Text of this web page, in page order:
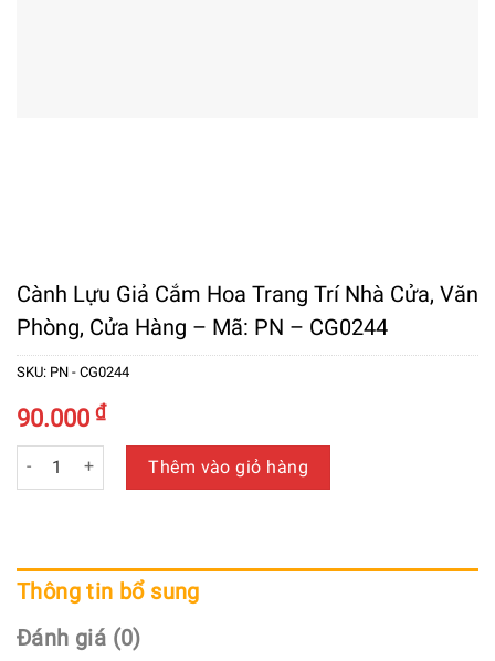
Cành Lựu Giả Cắm Hoa Trang Trí Nhà Cửa, Văn
Phòng, Cửa Hàng – Mã: PN – CG0244
SKU: PN - CG0244
90.000 ₫
Cành Lựu Giả Cắm Hoa Trang Trí Nhà Cửa, Văn Phòng, Cửa
Thêm vào giỏ hàng
Thông tin bổ sung
Đánh giá (0)